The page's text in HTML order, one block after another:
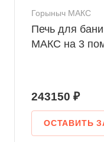
Горыныч МАКС
Печь для
МАКС на 3
243150 ₽
ОСТАВИТЬ